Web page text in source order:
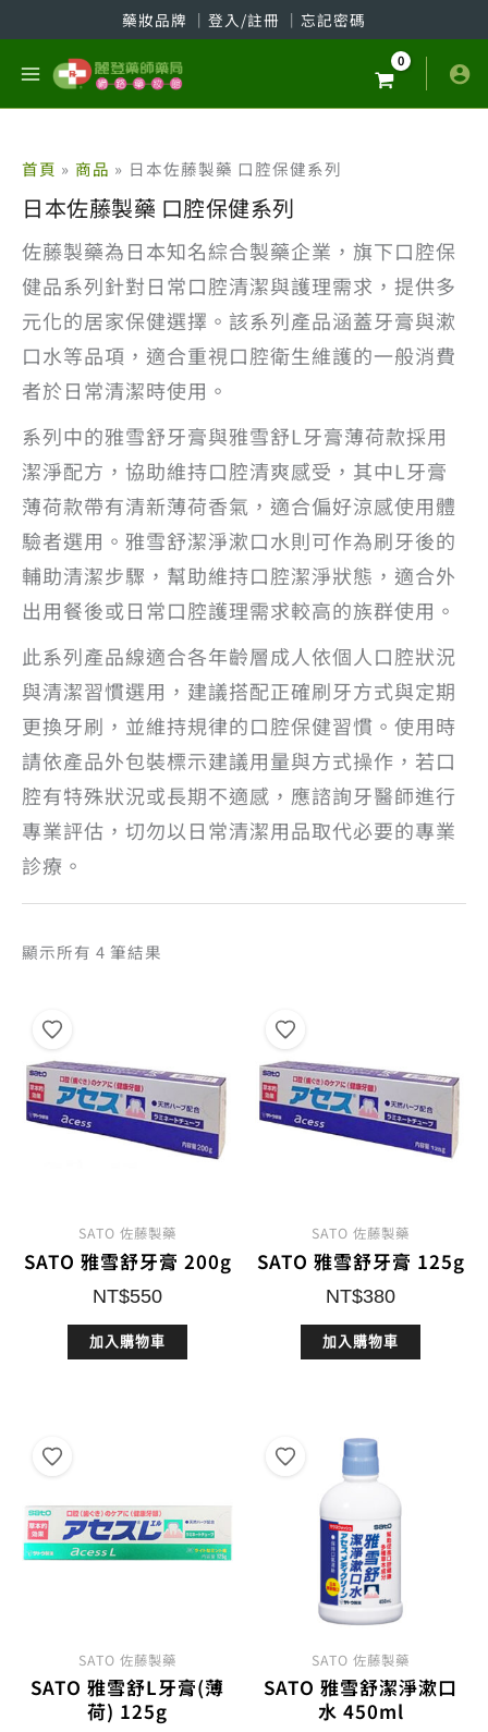
至
藥妝品牌 │ 登入/註冊 │ 忘記密碼
首頁 商品 日本佐藤製藥 口腔保健系列
日本佐藤製藥 口腔保健系列
佐藤製藥為日本知名綜合製藥企業，旗下口腔保
健品系列針對日常口腔清潔與護理需求，提供多
元化的居家保健選擇。該系列產品涵蓋牙膏與漱
口水等品項，適合重視口腔衛生維護的一般消費
者於日常清潔時使用。
系列中的雅雪舒牙膏與雅雪舒L牙膏薄荷款採用
潔淨配方，協助維持口腔清爽感受，其中L牙膏
薄荷款帶有清新薄荷香氣，適合偏好涼感使用體
驗者選用。雅雪舒潔淨漱口水則可作為刷牙後的
輔助清潔步驟，幫助維持口腔潔淨狀態，適合外
出用餐後或日常口腔護理需求較高的族群使用。
此系列產品線適合各年齡層成人依個人口腔狀況
與清潔習慣選用，建議搭配正確刷牙方式與定期
更換牙刷，並維持規律的口腔保健習慣。使用時
請依產品外包裝標示建議用量與方式操作，若口
腔有特殊狀況或長期不適感，應諮詢牙醫師進行
專業評估，切勿以日常清潔用品取代必要的專業
診療。
顯示所有 4 筆結果
SATO 佐藤製藥
SATO 雅雪舒牙膏 200g
NT$550
加入購物車
SATO 佐藤製藥
SATO 雅雪舒牙膏 125g
NT$380
加入購物車
SATO 佐藤製藥
SATO 雅雪舒L牙膏(薄
荷) 125g
SATO 佐藤製藥
SATO 雅雪舒潔淨漱口
水 450ml